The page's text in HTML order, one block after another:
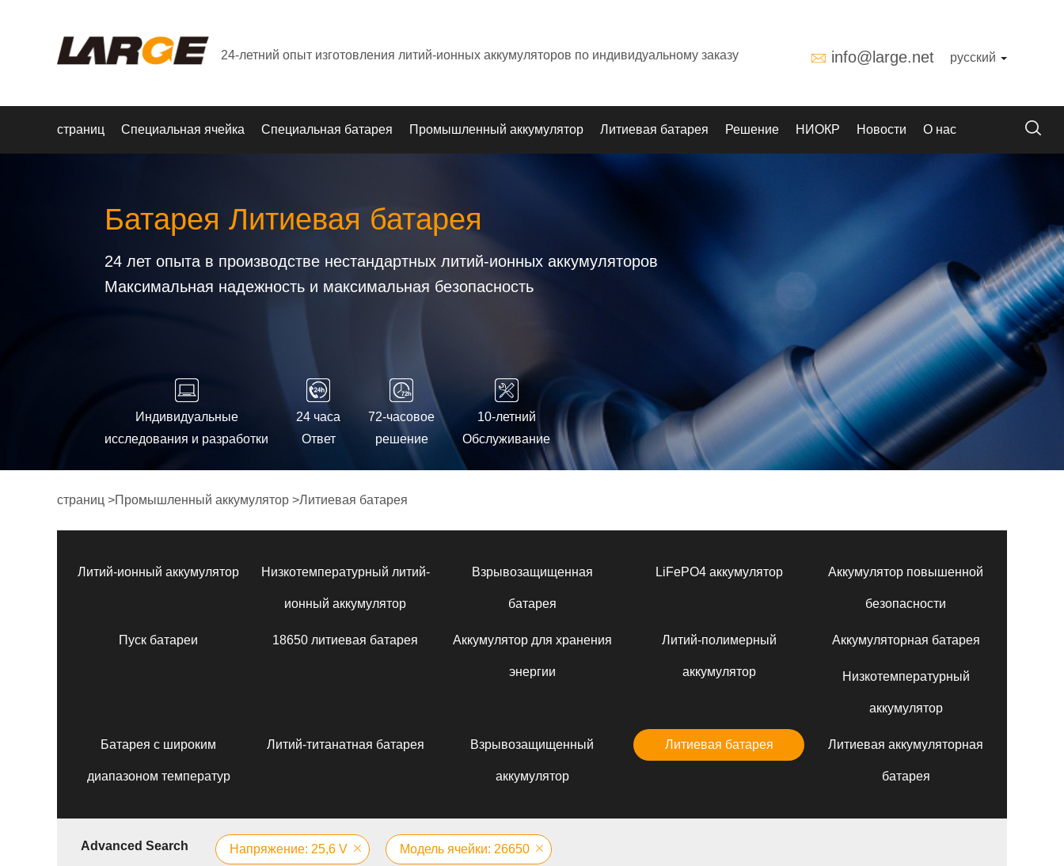
24-летний опыт изготовления литий-ионных аккумуляторов по индивидуальному заказу info@large.net русский
страниц Специальная ячейка Специальная батарея Промышленный аккумулятор Литиевая батарея Решение НИОКР Новости О нас
Батарея Литиевая батарея
24 лет опыта в производстве нестандартных литий-ионных аккумуляторов
Максимальная надежность и максимальная безопасность
Индивидуальные
исследования и разработки
24 часа
Ответ
72-часовое
решение
10-летний
Обслуживание
страниц >Промышленный аккумулятор >Литиевая батарея
Литий-ионный аккумулятор Низкотемпературный литий-
ионный аккумулятор
Взрывозащищенная
батарея
LiFePO4 аккумулятор Аккумулятор повышенной
безопасности
Пуск батареи 18650 литиевая батарея Аккумулятор для хранения
энергии
Литий-полимерный
аккумулятор
Аккумуляторная батарея
Низкотемпературный
аккумулятор
Батарея с широким
диапазоном температур
Литий-титанатная батарея Взрывозащищенный
аккумулятор
Литиевая батарея Литиевая аккумуляторная
батарея
Advanced Search Напряжение: 25,6 V Модель ячейки: 26650